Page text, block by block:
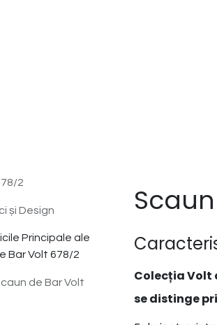
2
și Design
Principale ale
Bar Volt 678/2
de Bar Volt
Colecția Volt
se distinge